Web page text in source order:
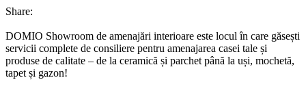
Share:
DOMIO Showroom de amenajări interioare este locul în care găsești
servicii complete de consiliere pentru amenajarea casei tale și
produse de calitate – de la ceramică și parchet până la uși, mochetă,
tapet și gazon!